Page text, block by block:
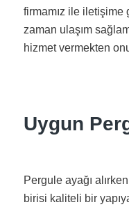
firmamız ile
zaman ulaşım
hizmet vermekten
Uygun
Pergule ayağı
birisi kaliteli bir